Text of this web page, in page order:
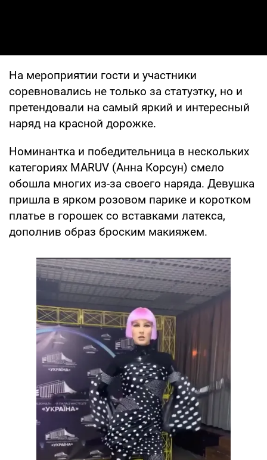
На мероприятии гости и участники
соревновались не только за статуэтку, но и
претендовали на самый яркий и интересный
наряд на красной дорожке.
Номинантка и победительница в нескольких
категориях MARUV (Анна Корсун) смело
обошла многих из-за своего наряда. Девушка
пришла в ярком розовом парике и коротком
платье в горошек со вставками латекса,
дополнив образ броским макияжем.